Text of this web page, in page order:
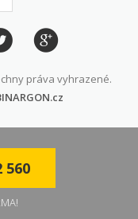
práva vyhrazené.
560